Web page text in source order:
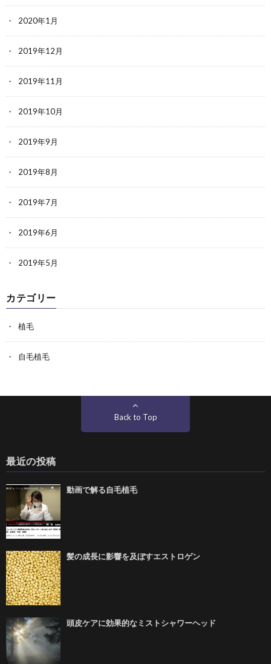
2020年1月
2019年12月
2019年11月
2019年10月
2019年9月
2019年8月
2019年7月
2019年6月
2019年5月
カテゴリー
植毛
自毛植毛
Back to Top
最近の投稿
動画で解る自毛植毛
髪の成長に影響を及ぼすエストロゲン
頭皮ケアに効果的なミストシャワーヘッド